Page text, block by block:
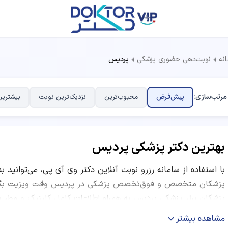
نوبت‌دهی حضوری پزشکی پردیس
مرتب‌سازی: پیش‌فرض محبوب‌ترین نزدیک‌ترین نوبت
بهترین دکتر پزشکی پردیس
با استفاده از سامانه رزرو نوبت آنلاین دکتر وی آی پی،
پزشکان متخصص و فوق‌تخصص پزشکی در پردیس وقت ویزیت
پزشکان برتر پزشکی پردیس به همراه اطلاعات کامل کلینیک و
کاری و نظرات بیماران قبلی ارائه شده است. شما می‌توانید با
مشاهده بیشتر